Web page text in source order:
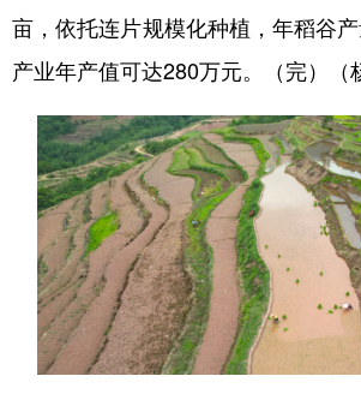
亩，依托连片规模化种植，年稻谷
产业年产值可达280万元。（完）（